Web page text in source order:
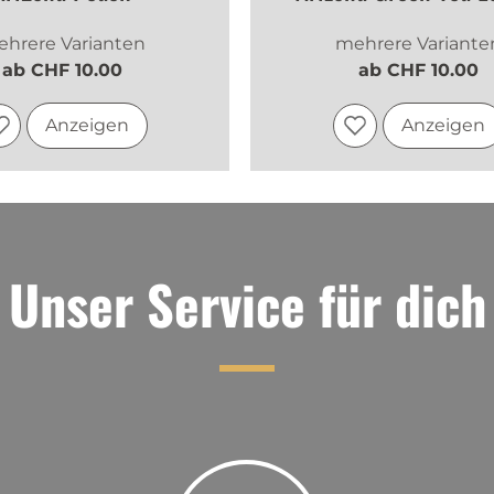
Varianten
ab CHF 10.00
Anzeigen
mehrere
ab CHF 10.00
Anzeigen
Unser Service für dich